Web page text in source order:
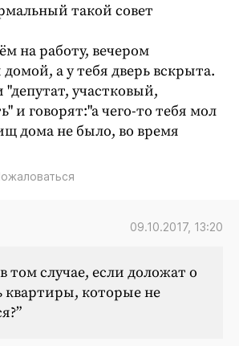
такой совет
на работу, вечером
а у тебя дверь вскрыта.
"депутат, участковый,
и говорят:"а чего-то тебя мол
дома не было, во время
09.10.2017, 13:20
том случае, если доложат о
квартиры, которые не